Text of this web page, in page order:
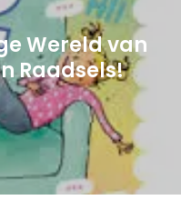
Wereld van
Raadsels!